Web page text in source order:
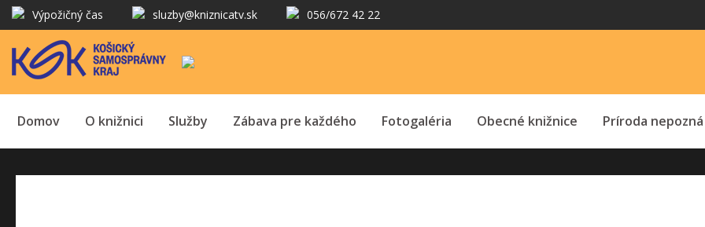
Výpožičný čas sluzby@kniznicatv.sk 056/672 42 22
Domov O knižnici Služby Zábava pre každého Fotogaléria Obecné knižnice Príroda